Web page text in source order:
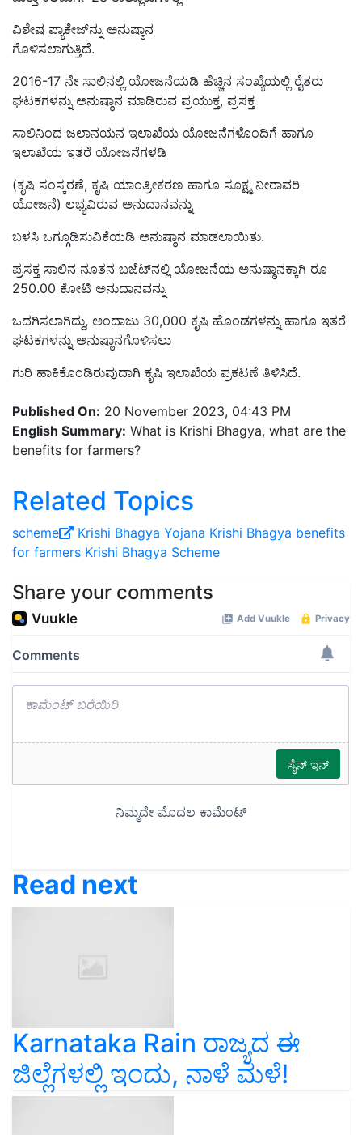
ವಿಶೇಷ ಪ್ಯಾಕೇಜ್‌ನ್ನು ಅನುಷ್ಠಾನ
ಗೊಳಿಸಲಾಗುತ್ತಿದೆ.
2016-17 ನೇ ಸಾಲಿನಲ್ಲಿ ಯೋಜನೆಯಡಿ ಹೆಚ್ಚಿನ ಸಂಖ್ಯೆಯಲ್ಲಿ ರೈತರು
ಘಟಕಗಳನ್ನು ಅನುಷ್ಠಾನ ಮಾಡಿರುವ ಪ್ರಯುಕ್ತ, ಪ್ರಸಕ್ತ
ಸಾಲಿನಿಂದ ಜಲಾನಯನ ಇಲಾಖೆಯ ಯೋಜನೆಗಳೊಂದಿಗೆ ಹಾಗೂ
ಇಲಾಖೆಯ ಇತರೆ ಯೋಜನೆಗಳಡಿ
(ಕೃಷಿ ಸಂಸ್ಕರಣೆ, ಕೃಷಿ ಯಾಂತ್ರೀಕರಣ ಹಾಗೂ ಸೂಕ್ಷ್ಮ ನೀರಾವರಿ
ಯೋಜನೆ) ಲಭ್ಯವಿರುವ ಅನುದಾನವನ್ನು
ಬಳಸಿ ಒಗ್ಗೂಡಿಸುವಿಕೆಯಡಿ ಅನುಷ್ಠಾನ ಮಾಡಲಾಯಿತು.
ಪ್ರಸಕ್ತ ಸಾಲಿನ ನೂತನ ಬಜೆಟ್‌ನಲ್ಲಿ ಯೋಜನೆಯ ಅನುಷ್ಠಾನಕ್ಕಾಗಿ ರೂ
250.00 ಕೋಟಿ ಅನುದಾನವನ್ನು
ಒದಗಿಸಲಾಗಿದ್ದು, ಅಂದಾಜು 30,000 ಕೃಷಿ ಹೊಂಡಗಳನ್ನು ಹಾಗೂ ಇತರೆ
ಘಟಕಗಳನ್ನು ಅನುಷ್ಠಾನಗೊಳಿಸಲು
ಗುರಿ ಹಾಕಿಕೊಂಡಿರುವುದಾಗಿ ಕೃಷಿ ಇಲಾಖೆಯ ಪ್ರಕಟಣೆ ತಿಳಿಸಿದೆ.
Published On: 20 November 2023, 04:43 PM
English Summary: What is Krishi Bhagya, what are the
benefits for farmers?
Related Topics
scheme Krishi Bhagya Yojana Krishi Bhagya benefits
for farmers Krishi Bhagya Scheme
Share your comments
Read next
Karnataka Rain ರಾಜ್ಯದ ಈ
ಜಿಲ್ಲೆಗಳಲ್ಲಿ ಇಂದು, ನಾಳೆ ಮಳೆ!